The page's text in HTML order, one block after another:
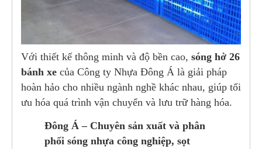
Với thiết kế thông minh và độ bền cao, sóng hở 26
bánh xe của Công ty Nhựa Đông Á là giải pháp
hoàn hảo cho nhiều ngành nghề khác nhau, giúp tối
ưu hóa quá trình vận chuyển và lưu trữ hàng hóa.
Đông Á – Chuyên sản xuất và phân
phối sóng nhựa công nghiệp, sọt